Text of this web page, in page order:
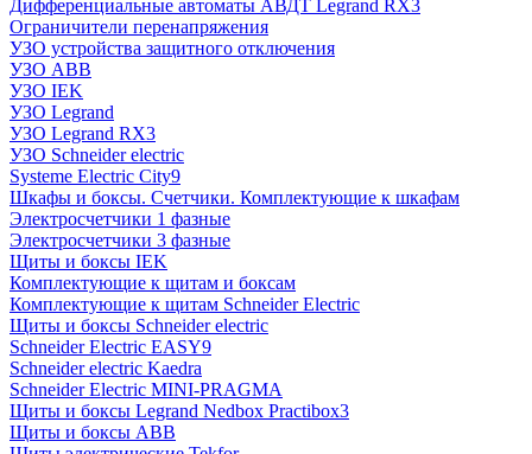
Дифференциальные автоматы АВДТ Legrand RX3
Ограничители перенапряжения
УЗО устройства защитного отключения
УЗО ABB
УЗО IEK
УЗО Legrand
УЗО Legrand RX3
УЗО Schneider electric
Systeme Electric City9
Шкафы и боксы. Счетчики. Комплектующие к шкафам
Электросчетчики 1 фазные
Электросчетчики 3 фазные
Щиты и боксы IEK
Комплектующие к щитам и боксам
Комплектующие к щитам Schneider Electric
Щиты и боксы Schneider electric
Schneider Electric EASY9
Schneider electric Kaedra
Schneider Electric MINI-PRAGMA
Щиты и боксы Legrand Nedbox Practibox3
Щиты и боксы ABB